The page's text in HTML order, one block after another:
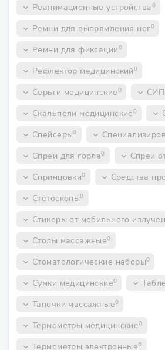
keyboard_arrow_down Реанимационные устройства0
keyboard_arrow_down Ремни для выпрямления ног0
keyboard_arrow_down Ремни для фиксации0
keyboard_arrow_down Рефлектор медицинский0
keyboard_arrow_down Серьги медицинские0 keyboard_arrow_down
keyboard_arrow_down Скальпели медицинские0 keyboard_arrow_down
keyboard_arrow_down Спейсеры0 keyboard_arrow_down
keyboard_arrow_down Спреи для горла0 keyboard_arrow_down Спреи
keyboard_arrow_down Спринцовки0 keyboard_arrow_down Средства
keyboard_arrow_down Стетоскопы0
keyboard_arrow_down Стикеры от мобильного
keyboard_arrow_down Столы массажные0
keyboard_arrow_down Стоматологические наборы0
keyboard_arrow_down Сумки медицинские0 keyboard_arrow_down
keyboard_arrow_down Тапочки массажные0
keyboard_arrow_down Термометры медицинские0
keyboard_arrow_down Термометры электронные0